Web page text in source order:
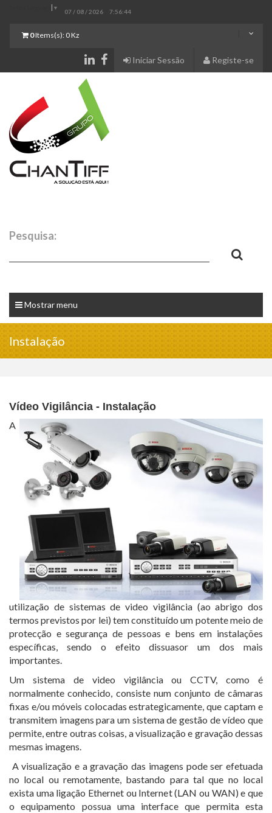
▼
07 / 08 / 2026 7:56:44
0Items(s): 0 Kz
Registe-se
Iniciar Sessão
Pesquisa:
Mostrar menu
Instalação
Vídeo Vigilância - Instalação
A
utilização de sistemas de video vigilância (ao abrigo dos
termos previstos por lei) tem constituído um potente meio de
protecção e segurança de pessoas e bens em instalações
específicas, sendo o efeito dissuasor um dos mais
importantes.
Um sistema de video vigilância ou CCTV, como é
normalmente conhecido, consiste num conjunto de câmaras
fixas e/ou móveis colocadas estrategicamente, que captam e
transmitem imagens para um sistema de gestão de vídeo que
permite, entre outras coisas, a visualização e gravação dessas
mesmas imagens.
A visualização e a gravação das imagens pode ser efetuada
no local ou remotamente, bastando para tal que no local
exista uma ligação Ethernet ou Internet (LAN ou WAN) e que
o equipamento possua uma interface que permita esta